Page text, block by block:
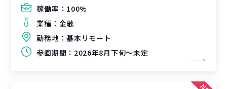
稼働率： 100%
業種： 金融
勤務地：基本リモート
参画期間： 2026年8月下旬～未定